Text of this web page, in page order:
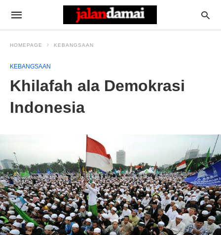
HOMEPAGE KEBANGSAAN
KEBANGSAAN
Khilafah ala Demokrasi
Indonesia